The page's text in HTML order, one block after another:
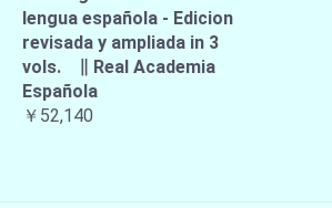
lengua española - Edicion
revisada y ampliada in 3
vols. ∥ Real Academia
Española
￥52,140